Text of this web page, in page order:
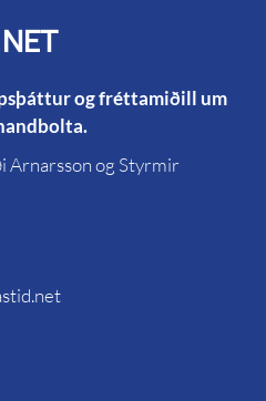
og fréttamiðill um
Arnarsson og Styrmir